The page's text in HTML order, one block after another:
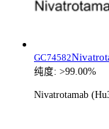
GC74582
纯度: >99.00%
Nivatrotamab